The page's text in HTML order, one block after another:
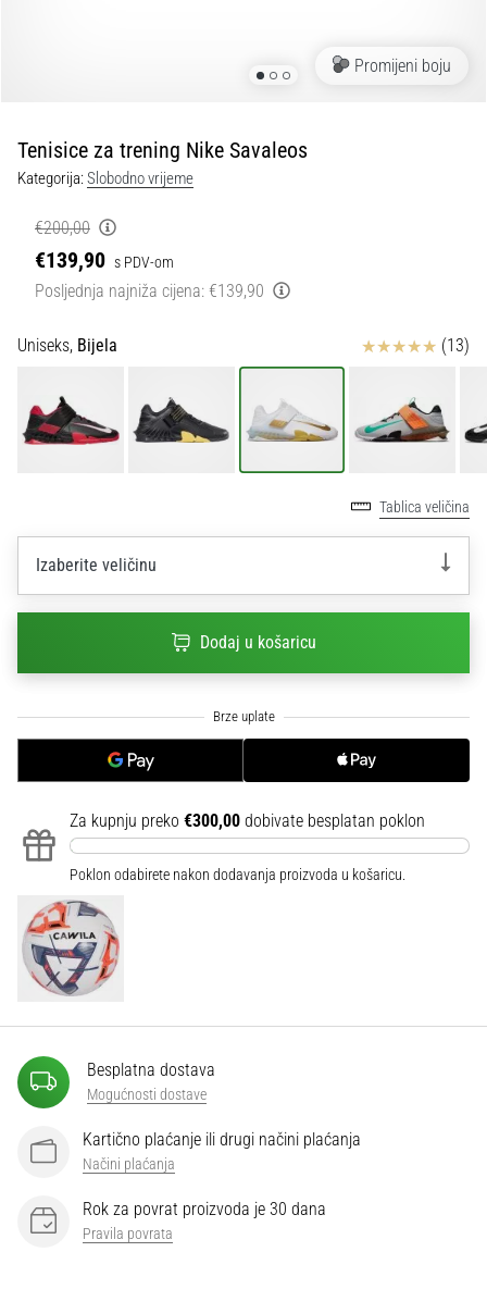
•
1 min. čitanja
Play
for
More
Pripremi
za
ženski
kopačkama
i
Budi
dio
sve
članke
Promijeni boju
Tenisice za trening Nike Savaleos
Kategorija:Slobodno vrijeme
€200,00
€139,90 s PDV-om
Posljednja najniža cijena: €139,90
Uniseks, Bijela Ocjena proizvoda
(13)
Tablica veličina
Izaberite veličinu
Dodaj u košaricu
Za kupnju preko €300,00 dobivate besplatan poklon
Poklon odabirete nakon dodavanja proizvoda u košaricu.
Besplatna dostava
Mogućnosti dostave
Kartično plaćanje ili drugi načini plaćanja
Načini plaćanja
Rok za povrat proizvoda je 30 dana
Pravila povrata